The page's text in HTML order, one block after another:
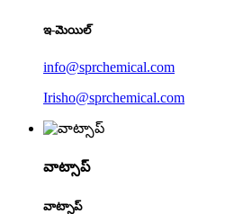
ఇ-మెయిల్
info@sprchemical.com
Irisho@sprchemical.com
వాట్సాప్
వాట్సాప్